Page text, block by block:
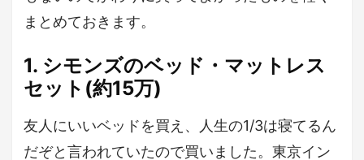
まとめておきます。
1. シモンズのベッド・マットレス
セット(約15万)
友人にいいベッドを買え、人生の1/3は寝てるん
だぞと言われていたので買いました。東京イン